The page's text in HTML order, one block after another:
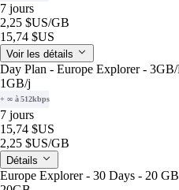
7 jours
2,25 $US/GB
15,74 $US
Voir les détails
Day Plan - Europe Explorer -
1GB/j
+ ∞ à 512kbps
7 jours
15,74 $US
2,25 $US/GB
Détails
Europe Explorer - 30 Days - 20